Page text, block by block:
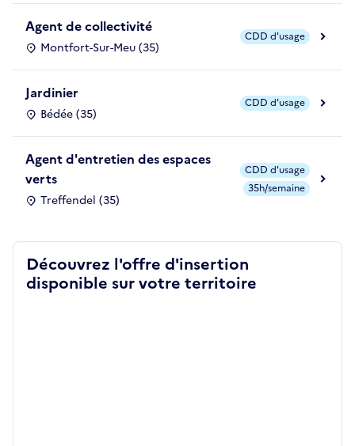
Agent de collectivité
Montfort-Sur-Meu (35)
CDD d'usage
Jardinier
Bédée (35)
CDD d'usage
Agent d'entretien des espaces
verts
Treffendel (35)
CDD d'usage
35h/semaine
Découvrez l'offre d'insertion
disponible sur votre territoire